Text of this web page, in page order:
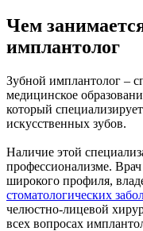
Чем
имплантолог
Зубной имплантолог –
медицинское
который
искусственных зубов.
Наличие этой
профессионализме.
широкого профиля,
стоматологических
челюстно-лицевой
всех вопросах